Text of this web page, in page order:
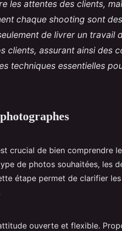
les attentes des clients,
chaque shooting sont
de livrer un travail
clients, assurant ainsi des
techniques essentielles
crucial de bien comprendre
de photos souhaitées, les
étape permet de clarifier
ouverte et flexible.